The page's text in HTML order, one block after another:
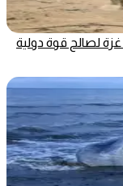
لصالح قوة دولية